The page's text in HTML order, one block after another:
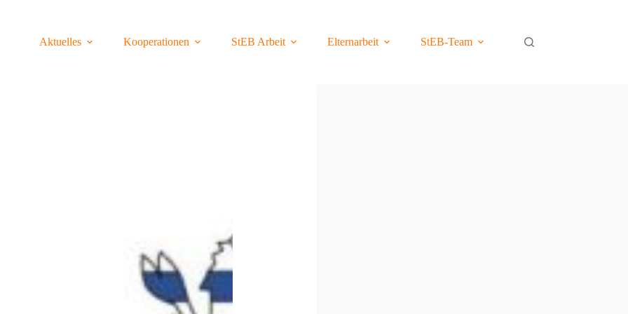
Aktuelles
Kooperationen StEB Arbeit Elternarbeit StEB-Team